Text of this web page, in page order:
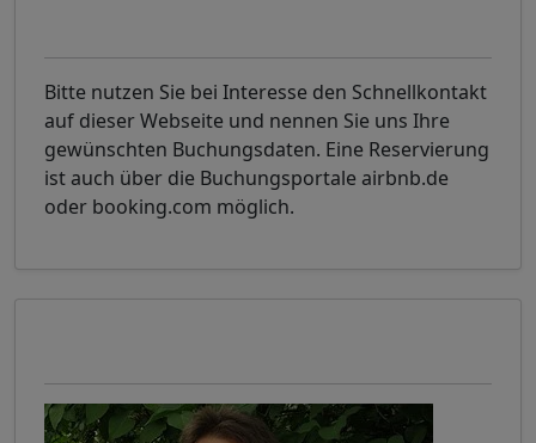
Bitte nutzen Sie bei Interesse den Schnellkontakt
auf dieser Webseite und nennen Sie uns Ihre
gewünschten Buchungsdaten. Eine Reservierung
ist auch über die Buchungsportale airbnb.de
oder booking.com möglich.